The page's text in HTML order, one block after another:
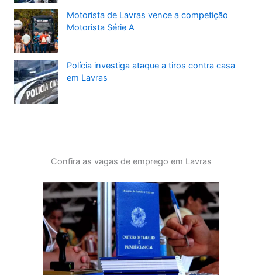
Motorista de Lavras vence a competição
Motorista Série A
Polícia investiga ataque a tiros contra casa
em Lavras
Confira as vagas de emprego em Lavras